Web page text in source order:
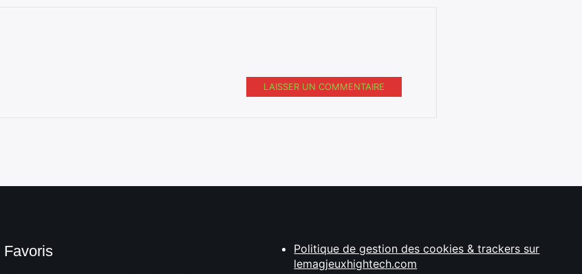
LAISSER UN COMMENTAIRE
Favoris
Politique de gestion des cookies & trackers sur
lemagjeuxhightech.com